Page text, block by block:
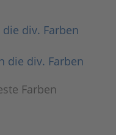
div. Farben